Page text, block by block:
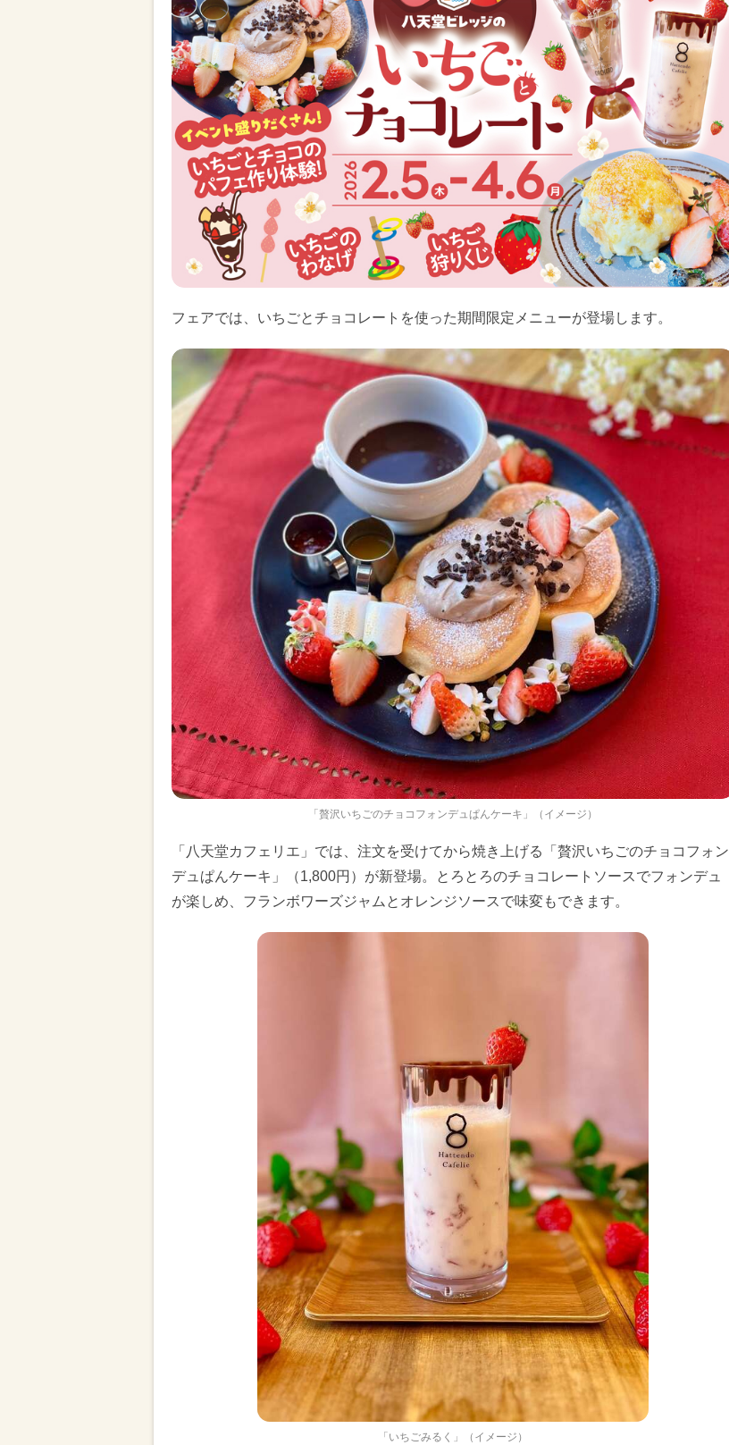
フェアでは、いちごとチョコレートを使った期間限定メニューが登場します。
「贅沢いちごのチョコフォンデュぱんケーキ」（イメージ）
「八天堂カフェリエ」では、注文を受けてから焼き上げる「贅沢いちごのチョコフォン
デュぱんケーキ」（1,800円）が新登場。とろとろのチョコレートソースでフォンデュ
が楽しめ、フランボワーズジャムとオレンジソースで味変もできます。
「いちごみるく」（イメージ）